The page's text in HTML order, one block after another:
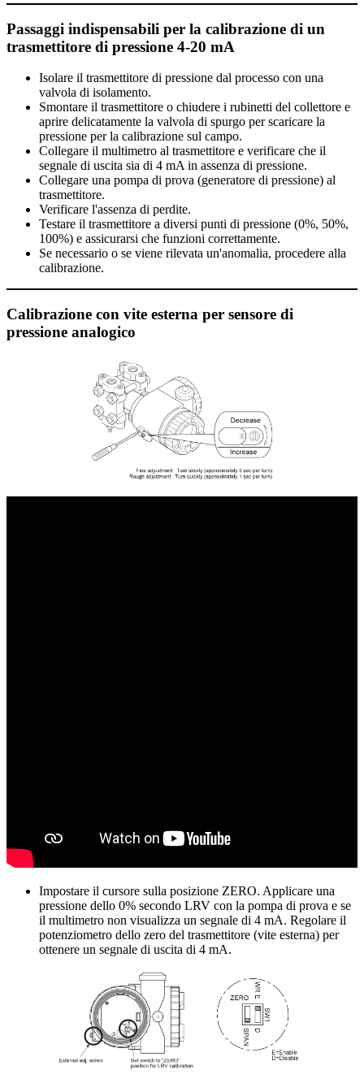
Passaggi indispensabili per la calibrazione di un
trasmettitore di pressione 4-20 mA
Isolare il trasmettitore di pressione dal processo con una
valvola di isolamento.
Smontare il trasmettitore o chiudere i rubinetti del collettore e
aprire delicatamente la valvola di spurgo per scaricare la
pressione per la calibrazione sul campo.
Collegare il multimetro al trasmettitore e verificare che il
segnale di uscita sia di 4 mA in assenza di pressione.
Collegare una pompa di prova (generatore di pressione) al
trasmettitore.
Verificare l'assenza di perdite.
Testare il trasmettitore a diversi punti di pressione (0%, 50%,
100%) e assicurarsi che funzioni correttamente.
Se necessario o se viene rilevata un'anomalia, procedere alla
calibrazione.
Calibrazione con vite esterna per sensore di
pressione analogico
Impostare il cursore sulla posizione ZERO. Applicare una
pressione dello 0% secondo LRV con la pompa di prova e se
il multimetro non visualizza un segnale di 4 mA. Regolare il
potenziometro dello zero del trasmettitore (vite esterna) per
ottenere un segnale di uscita di 4 mA.